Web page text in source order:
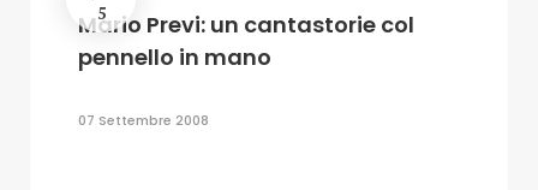
5
Mario Previ: un cantastorie col
pennello in mano
07 Settembre 2008